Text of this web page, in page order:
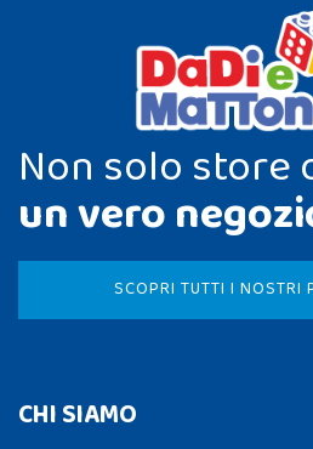
Non solo store
un vero
SCOPRI TUTTI I NOSTRI
CHI SIAMO